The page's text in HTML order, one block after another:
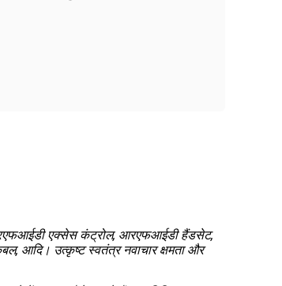
एक्सेस कंट्रोल, आरएफआईडी हैंडसेट,
आदि। उत्कृष्ट स्वतंत्र नवाचार क्षमता और